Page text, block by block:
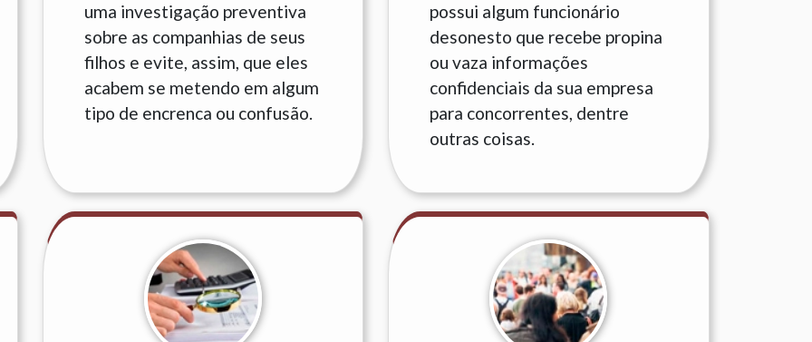
uma investigação preventiva
sobre as companhias de seus
filhos e evite, assim, que eles
acabem se metendo em algum
tipo de encrenca ou confusão.
possui algum funcionário
desonesto que recebe propina
ou vaza informações
confidenciais da sua empresa
para concorrentes, dentre
outras coisas.